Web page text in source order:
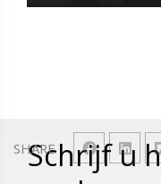
SHARE
Schrijf u